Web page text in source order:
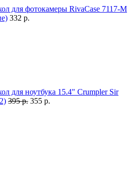
для фотокамеры RivaCase 7117-M
332 р.
для ноутбука 15.4" Crumpler Sir
395 р. 355 р.